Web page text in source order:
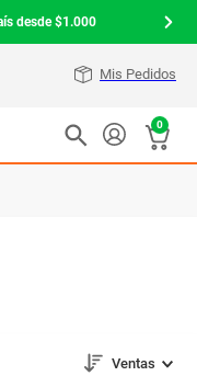
desde $1.000
Mis Pedidos
0
Ventas